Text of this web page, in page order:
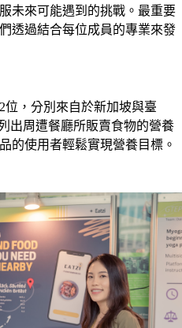
未來可能遇到的挑戰。最重要
透過結合每位成員的專業來發
位，分別來自於新加坡與臺
出周遭餐廳所販賣食物的營養
的使用者輕鬆實現營養目標。